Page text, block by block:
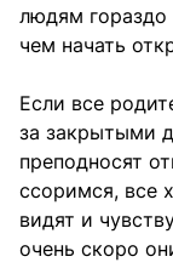
людям гораздо
чем начать
Если все
за закрытыми
преподносят
ссоримся, все
видят и
очень скоро